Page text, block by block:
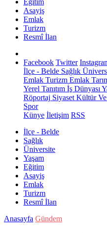
Eğitim
Asayiş
Emlak
Turizm
Resmî İlan
Facebook Twitter
İlçe - Belde Sağlık
Emlak Turizm Emlak
Yerel Tanıtım İş Dünyası
Röportaj Siyaset Kültür Ve
Spor
Künye İletişim RSS
İlçe - Belde
Sağlık
Üniversite
Yaşam
Eğitim
Asayiş
Emlak
Turizm
Resmî İlan
Anasayfa Gündem